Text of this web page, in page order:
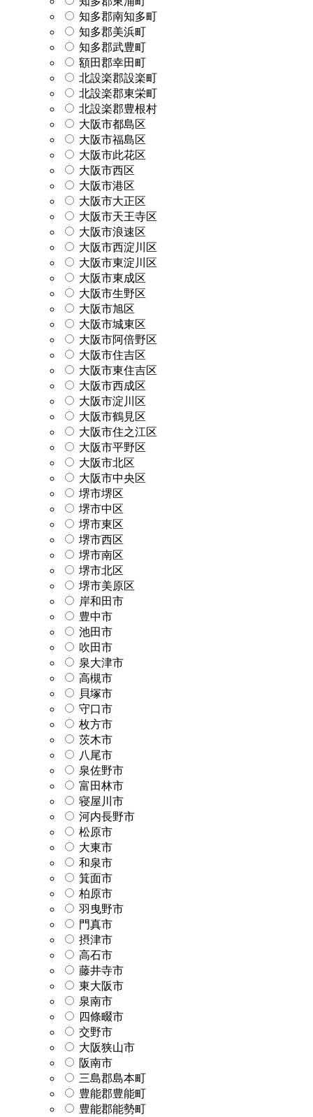
知多郡南知多町
知多郡美浜町
知多郡武豊町
額田郡幸田町
北設楽郡設楽町
北設楽郡東栄町
北設楽郡豊根村
大阪市都島区
大阪市福島区
大阪市此花区
大阪市西区
大阪市港区
大阪市大正区
大阪市天王寺区
大阪市浪速区
大阪市西淀川区
大阪市東淀川区
大阪市東成区
大阪市生野区
大阪市旭区
大阪市城東区
大阪市阿倍野区
大阪市住吉区
大阪市東住吉区
大阪市西成区
大阪市淀川区
大阪市鶴見区
大阪市住之江区
大阪市平野区
大阪市北区
大阪市中央区
堺市堺区
堺市中区
堺市東区
堺市西区
堺市南区
堺市北区
堺市美原区
岸和田市
豊中市
池田市
吹田市
泉大津市
高槻市
貝塚市
守口市
枚方市
茨木市
八尾市
泉佐野市
富田林市
寝屋川市
河内長野市
松原市
大東市
和泉市
箕面市
柏原市
羽曳野市
門真市
摂津市
高石市
藤井寺市
東大阪市
泉南市
四條畷市
交野市
大阪狭山市
阪南市
三島郡島本町
豊能郡豊能町
豊能郡能勢町